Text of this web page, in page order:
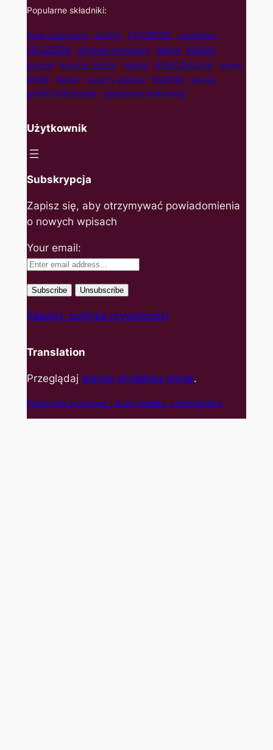
Popularne składniki:
biała czekolada budyń cynamon czekolada
drożdże ekstrakt waniliowy jabłka kakao
kruche kruche ciasto maliny mascarpone masło
miód mleko orzechy włoskie twaróg wanilia
wiórki kokosowe śmietanka kremówka
Użytkownik
Subskrypcja
Zapisz się, aby otrzymywać powiadomienia
o nowych wpisach
Your email:
Zasady, polityka prywatności
Translation
Przeglądaj wersję angielską bloga.
Fotografia sportowa – koszykówka, cheerleaders